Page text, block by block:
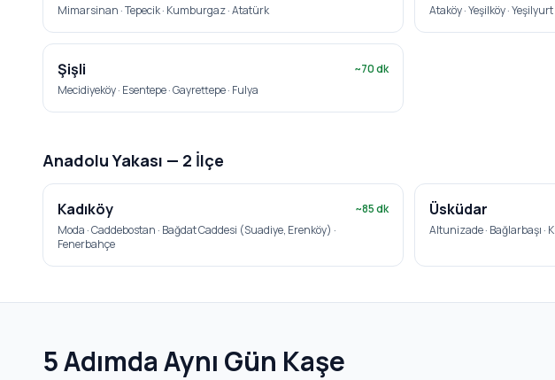
Mimarsinan · Tepecik · Kumburgaz · Atatürk
Ataköy · Yeşilköy · Yeşilyurt
Şişli ~70dk
Mecidiyeköy · Esentepe · Gayrettepe · Fulya
Anadolu Yakası — 2 İlçe
Kadıköy ~85dk
Moda · Caddebostan · Bağdat Caddesi (Suadiye, Erenköy) ·
Fenerbahçe
Üsküdar
Altunizade · Bağlarbaşı ·
5 Adımda Aynı Gün Kaşe